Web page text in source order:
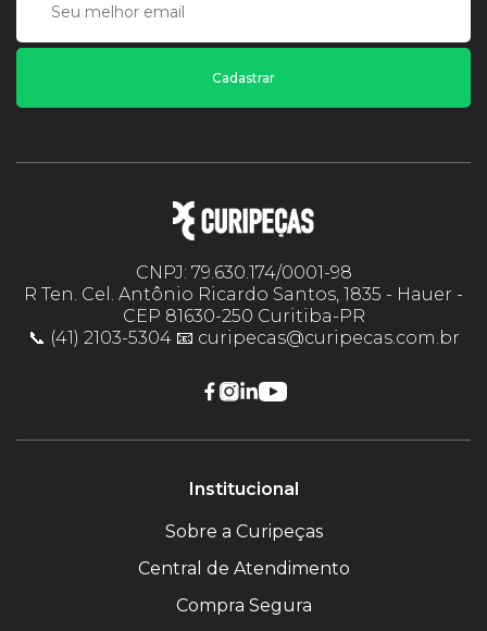
Cadastrar
CNPJ: 79.630.174/0001-98
R Ten. Cel. Antônio Ricardo Santos, 1835 - Hauer -
CEP 81630-250 Curitiba-PR
📞 (41) 2103-5304 📧 curipecas@curipecas.com.br
Institucional
Sobre a Curipeças
Central de Atendimento
Compra Segura